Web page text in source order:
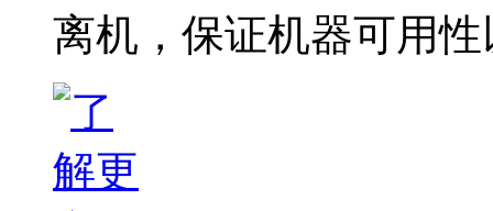
离机，保证机器可用